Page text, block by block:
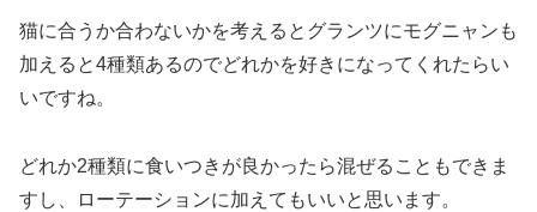
猫に合うか合わないかを考えるとグランツにモグニャンも
加えると4種類あるのでどれかを好きになってくれたらい
いですね。
どれか2種類に食いつきが良かったら混ぜることもできま
すし、ローテーションに加えてもいいと思います。